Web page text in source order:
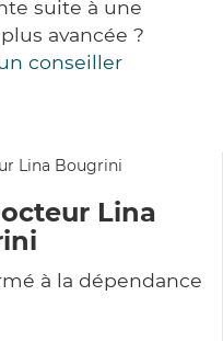
suite à une
avancée ?
conseiller
Lina
à la dépendance